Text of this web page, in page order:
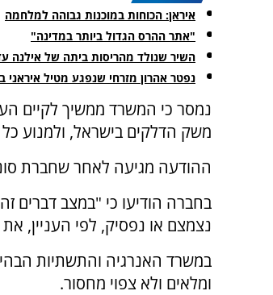
איראן: הכוחות במוכנות גבוהה למלחמה
"אתר ההרס הגדול ביותר במדינה"
השיר שנולד מהריסות ביתה של אילנה
נפטר אהרון מזרחי שנפגע מטיל איראני
נמסר כי המשרד ממשיך לקיים
משק הדלקים בישראל, ולמנוע
ההודעה מגיעה לאחר שחברת
בחברה הודיעו כי "במצב דברים
נצמצם או נפסיק, לפי העניין,
במשרד האנרגיה והתשתיות
ומלאים ולא צפוי מחסור.